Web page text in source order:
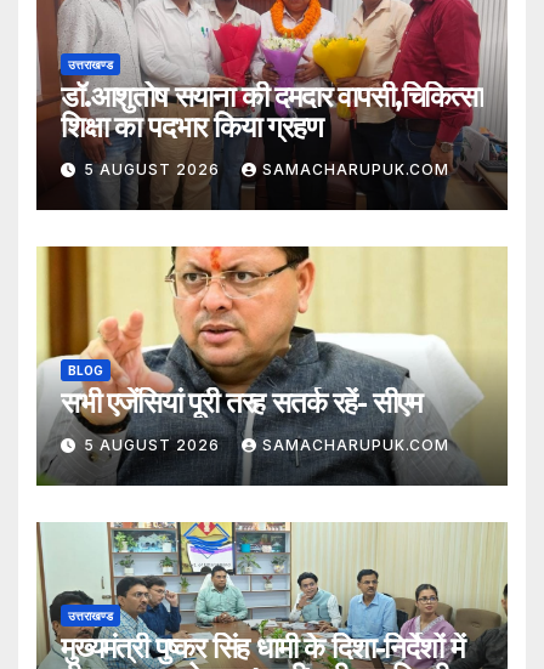
उत्तराखण्ड
डॉ.आशुतोष सयाना की दमदार वापसी,चिकित्सा
शिक्षा का पदभार किया ग्रहण
5 AUGUST 2026 SAMACHARUPUK.COM
BLOG
सभी एजेंसियां पूरी तरह सतर्क रहें- सीएम
5 AUGUST 2026 SAMACHARUPUK.COM
उत्तराखण्ड
मुख्यमंत्री पुष्कर सिंह धामी के दिशा-निर्देशों में